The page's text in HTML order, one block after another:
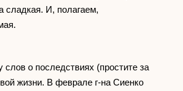
сладкая. И, полагаем,
слов о последствиях (простите за
жизни. В феврале г-на Сиенко